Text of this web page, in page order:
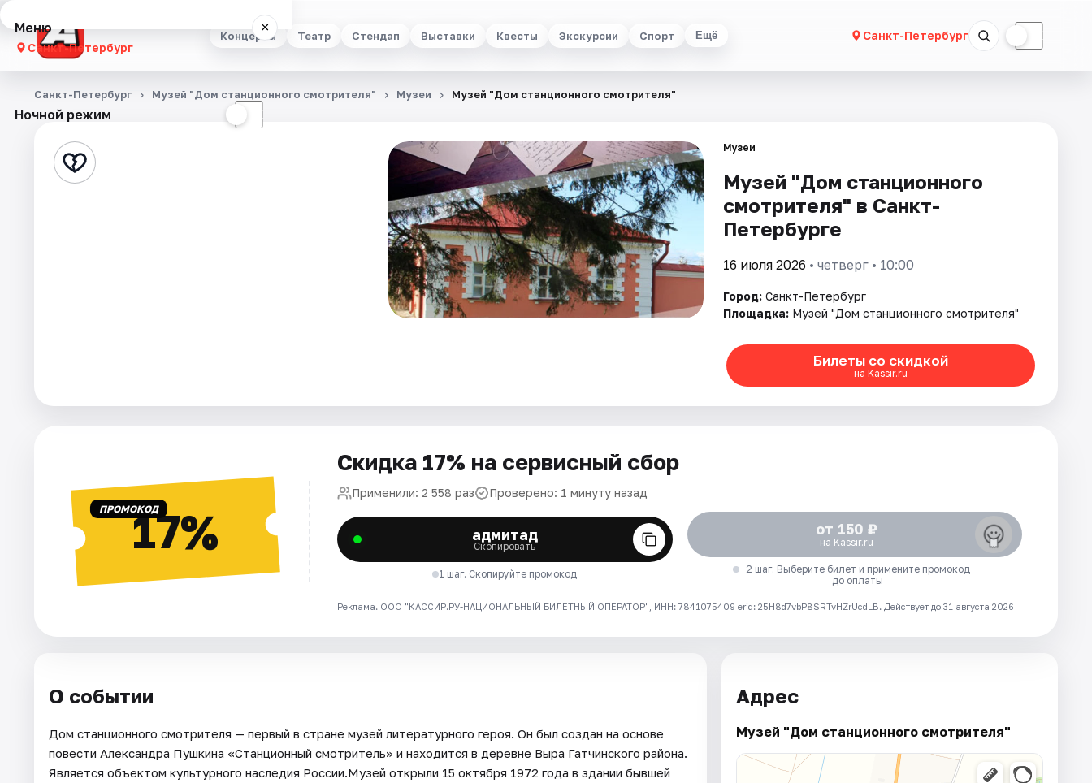
Концерты Театр Стендап Выставки Квесты Экскурсии Спорт Ещё Санкт-Петербург ☾
Меню ×
Санкт-Петербург
Концерты
Стендап
Города
Рейтинги
Ночной режим ☾
Санкт-Петербург Музей "Дом станционного смотрителя" Музеи Музей "Дом станционного смотрителя"
Музеи
Музей "Дом станционного
смотрителя" в Санкт-
Петербурге
16 июля 2026 • четверг • 10:00
Город: Санкт-Петербург
Площадка: Музей "Дом станционного смотрителя"
Билеты со скидкой
на Kassir.ru
ПРОМОКОД17%
Скидка 17% на сервисный сбор
Применили: 2 558 раз Проверено: 1 минуту назад
адмитад
Скопировать
1 шаг. Скопируйте промокод
от 150 ₽
на Kassir.ru
2 шаг. Выберите билет и примените промокод
до оплаты
Реклама. ООО "КАССИР.РУ-НАЦИОНАЛЬНЫЙ БИЛЕТНЫЙ ОПЕРАТОР", ИНН: 7841075409 erid: 25H8d7vbP8SRTvHZrUcdLB. Действует до 31 августа 2026
О событии
Дом станционного смотрителя — первый в стране музей литературного героя. Он был создан на основе
повести Александра Пушкина «Станционный смотритель» и находится в деревне Выра Гатчинского района.
Является объектом культурного наследия России.Музей открыли 15 октября 1972 года в здании бывшей
Адрес
Музей "Дом станционного смотрителя"